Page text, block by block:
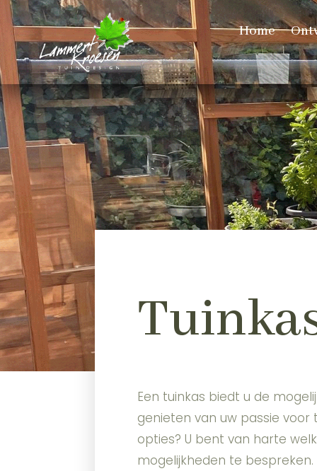
Home
Een tuinkas biedt u de
genieten van uw passie voor
opties? U bent van harte
mogelijkheden te bespreken.